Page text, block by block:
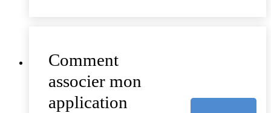
Comment
associer mon
application